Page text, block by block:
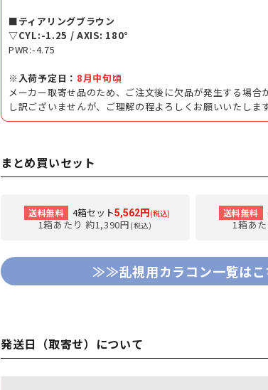
■ティアリングブラウン
▽CYL:-1.25 / AXIS: 180°
PWR:-4.75
※入荷予定日： 8月中旬頃
メーカー取寄せ品のため、ご注文後に欠品が発生する場合
し訳ございませんが、ご理解の程よろしくお願いいたします
まとめ買いセット
送料無料 4箱セット5,562円 (税込)
1箱あたり 約1,390円 (税込)
送料無料
1箱あ
≫≫乱視用カラコン一覧はこ
発送日（取寄せ）について